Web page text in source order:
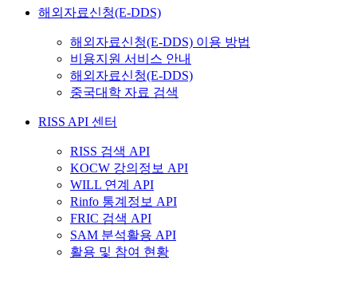
해외자료신청(E-DDS)
해외자료신청(E-DDS) 이용 방법
비용지원 서비스 안내
해외자료신청(E-DDS)
중국대학 자료 검색
RISS API 센터
RISS 검색 API
KOCW 강의정보 API
WILL 연계 API
Rinfo 통계정보 API
FRIC 검색 API
SAM 분석활용 API
활용 및 참여 현황